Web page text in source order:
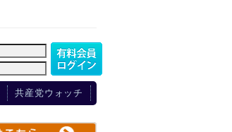
共産党ウォッチ